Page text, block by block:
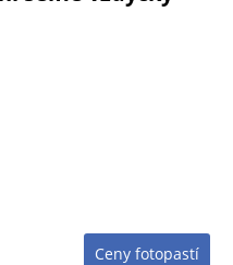
Ceny fotopastí